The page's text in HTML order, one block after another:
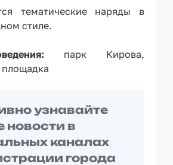
тематические наряды в
стиле.
парк Кирова,
площадка
узнавайте
новости в
каналах
города